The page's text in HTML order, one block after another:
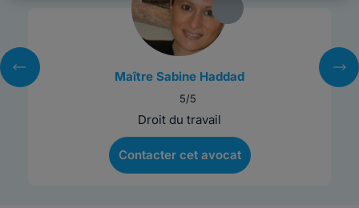
Maître Sabine Haddad
5/5
Droit du travail
Contacter cet avocat